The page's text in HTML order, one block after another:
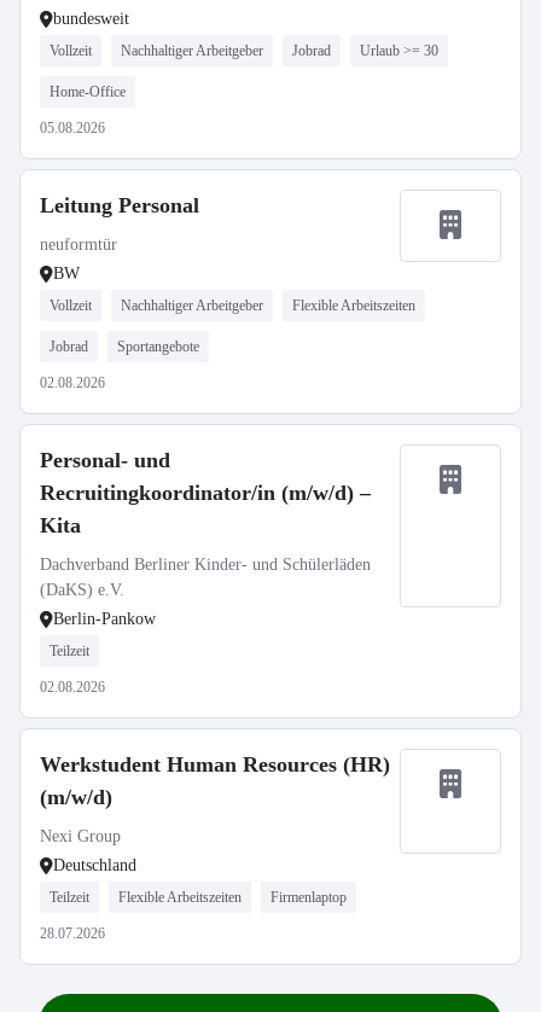
bundesweit
Vollzeit Nachhaltiger Arbeitgeber Jobrad Urlaub >= 30
Home-Office
05.08.2026
Leitung Personal
neuformtür
BW
Vollzeit Nachhaltiger Arbeitgeber Flexible Arbeitszeiten
Jobrad Sportangebote
02.08.2026
Personal- und
Recruitingkoordinator/in (m/w/d) –
Kita
Dachverband Berliner Kinder- und Schülerläden
(DaKS) e.V.
Berlin-Pankow
Teilzeit
02.08.2026
Werkstudent Human Resources (HR)
(m/w/d)
Nexi Group
Deutschland
Teilzeit Flexible Arbeitszeiten Firmenlaptop
28.07.2026